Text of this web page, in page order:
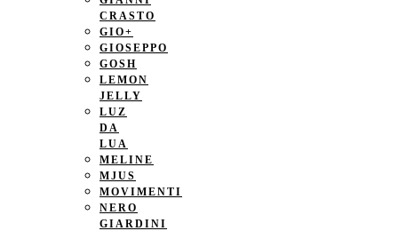
CRASTO
GIO+
GIOSEPPO
GOSH
LEMON
JELLY
LUZ
DA
LUA
MELINE
MJUS
MOVIMENTI
NERO
GIARDINI